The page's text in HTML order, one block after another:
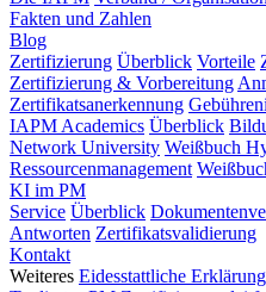
Fakten und Zahlen
Blog
Zertifizierung Überblick Vorteile
Zertifizierung & Vorbereitung
Zertifikatsanerkennung
IAPM Academics Überblick
Network University Weißbuch
Ressourcenmanagement
KI im PM
Service Überblick
Antworten Zertifikatsvalidierung
Kontakt
Weiteres Eidesstattliche Erklärung